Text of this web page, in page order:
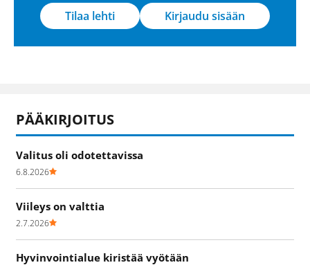
Tilaa lehti Kirjaudu sisään
PÄÄKIRJOITUS
Valitus oli odotettavissa
6.8.2026
Viileys on valttia
2.7.2026
Hyvinvointialue kiristää vyötään